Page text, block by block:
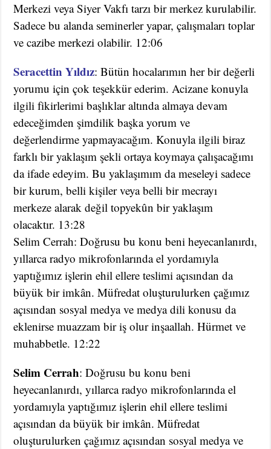
Merkezi veya Siyer Vakfı tarzı bir merkez kurulabilir.
Sadece bu alanda seminerler yapar, çalışmaları toplar
ve cazibe merkezi olabilir. 12:06
Seracettin Yıldız: Bütün hocalarımın her bir değerli
yorumu için çok teşekkür ederim. Acizane konuyla
ilgili fikirlerimi başlıklar altında almaya devam
edeceğimden şimdilik başka yorum ve
değerlendirme yapmayacağım. Konuyla ilgili biraz
farklı bir yaklaşım şekli ortaya koymaya çalışacağımı
da ifade edeyim. Bu yaklaşımım da meseleyi sadece
bir kurum, belli kişiler veya belli bir mecrayı
merkeze alarak değil topyekûn bir yaklaşım
olacaktır. 13:28
Selim Cerrah: Doğrusu bu konu beni heyecanlanırdı,
yıllarca radyo mikrofonlarında el yordamıyla
yaptığımız işlerin ehil ellere teslimi açısından da
büyük bir imkân. Müfredat oluşturulurken çağımız
açısından sosyal medya ve medya dili konusu da
eklenirse muazzam bir iş olur inşaallah. Hürmet ve
muhabbetle. 12:22
Selim Cerrah: Doğrusu bu konu beni
heyecanlanırdı, yıllarca radyo mikrofonlarında el
yordamıyla yaptığımız işlerin ehil ellere teslimi
açısından da büyük bir imkân. Müfredat
oluşturulurken çağımız açısından sosyal medya ve